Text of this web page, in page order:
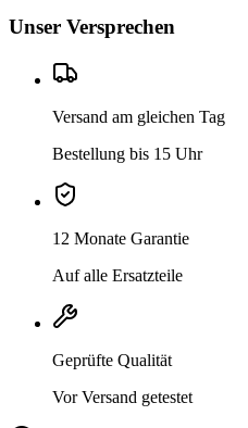
Unser Versprechen
Versand am gleichen Tag
Bestellung bis 15 Uhr
12 Monate Garantie
Auf alle Ersatzteile
Geprüfte Qualität
Vor Versand getestet